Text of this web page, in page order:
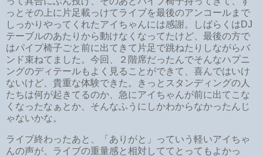
っとその上に片足載っけてライブを最後のアンコールまで
しっかりやってくれたアイちゃんには感謝。しばらくはDJ
テーブルのあたりから動けなくなってたけど、最後の方で
はパイプ椅子ごと前に出てきて片足で跳ねたりしながらバ
ンド束ねてました。今回、２階席だったんでそんなハプニ
ングのディテールもよく見ることができて、喜んではいけ
ないけど、貴重な体験できた。きっとスタンディングの人
たちは何が起きてるのか、急にアイちゃんが前に出てこな
くなったなぁとか、そんなふうにしかわからなかったんじ
ゃないかな。
ライブ終わったあと、「ありがと」っていう軽いアイちゃ
んの声が、ライブの重量感と相対しててとってもよかっ